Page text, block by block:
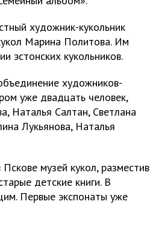
художник-кукольник
Марина Политова. Им
эстонских кукольников.
художников-
уже двадцать человек,
Наталья Салтан, Светлана
Лукьянова, Наталья
музей кукол, разместив
детские книги. В
Первые экспонаты уже